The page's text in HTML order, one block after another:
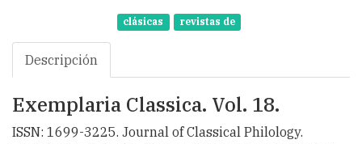
clásicas revistas de
Descripción
Exemplaria Classica. Vol. 18.
ISSN: 1699-3225. Journal of Classical Philology.